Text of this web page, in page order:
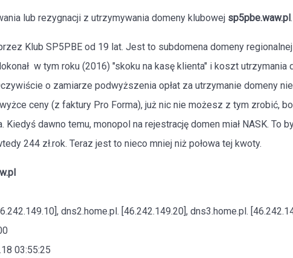
lub rezygnacji z utrzymywania domeny klubowej sp5pbe.waw.pl.
Klub SP5PBE od 19 lat. Jest to subdomena domeny
w tym roku (2016) "skoku na kasę klienta" i koszt utrzymania
o zamiarze podwyższenia opłat za utrzymanie domeny
ceny (z faktury Pro Forma), już nic nie możesz z tym zrobić,
Kiedyś dawno temu, monopol na rejestrację domen miał NASK. To
244 zł.rok. Teraz jest to nieco mniej niż połowa tej kwoty.
dns2.home.pl. [46.242.149.20], dns3.home.pl.
03:55:25